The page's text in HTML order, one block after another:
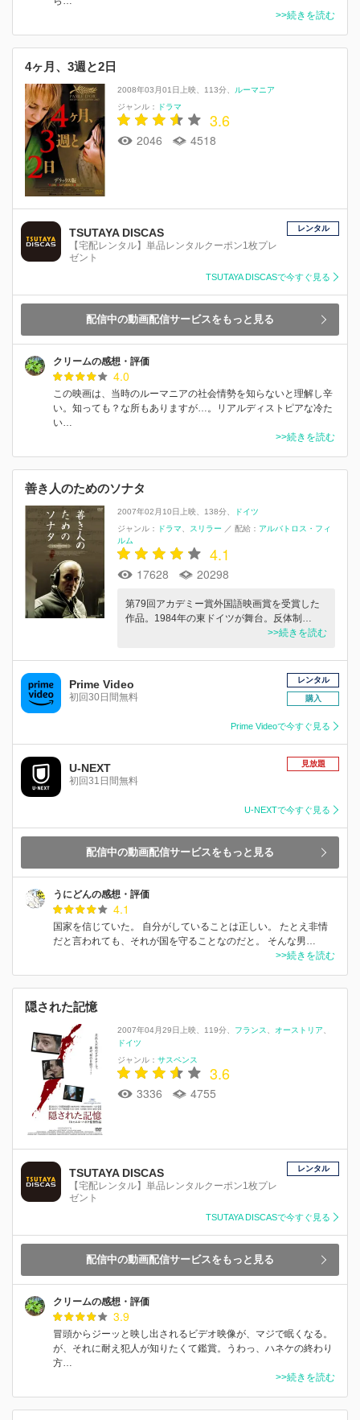
>>続きを読む
4ヶ月、3週と2日
2008年03月01日上映 113分
ルーマニア
ジャンル：
ドラマ
3.6
2046 4518
TSUTAYA DISCAS
【宅配レンタル】単品レンタルクーポン1枚プレ
ゼント
レンタル
TSUTAYA DISCASで今すぐ見る
配信中の動画配信サービスをもっと見る
クリームの感想・評価
4.0
この映画は、当時のルーマニアの社会情勢を知らないと理解し辛
い。知っても？な所もありますが…。リアルディストピアな冷た
い…
>>続きを読む
善き人のためのソナタ
2007年02月10日上映 138分
ドイツ
ジャンル：
ドラマ スリラー ／ 配給： アルバトロス・フィ
ルム
4.1
17628 20298
第79回アカデミー賞外国語映画賞を受賞した
作品。1984年の東ドイツが舞台。反体制…
>>続きを読む
Prime Video
初回30日間無料
レンタル
購入
Prime Videoで今すぐ見る
U-NEXT
初回31日間無料
見放題
U-NEXTで今すぐ見る
配信中の動画配信サービスをもっと見る
うにどんの感想・評価
4.1
国家を信じていた。 自分がしていることは正しい。 たとえ非情
だと言われても、それが国を守ることなのだと。 そんな男…
>>続きを読む
隠された記憶
2007年04月29日上映 119分 フランス
オーストリア
ドイツ
ジャンル： サスペンス
3.6
3336 4755
TSUTAYA DISCAS
【宅配レンタル】単品レンタルクーポン1枚プレ
ゼント
レンタル
TSUTAYA DISCASで今すぐ見る
配信中の動画配信サービスをもっと見る
クリームの感想・評価
3.9
冒頭からジーッと映し出されるビデオ映像が、マジで眠くなる。
が、それに耐え犯人が知りたくて鑑賞。うわっ、ハネケの終わり
方…
>>続きを読む